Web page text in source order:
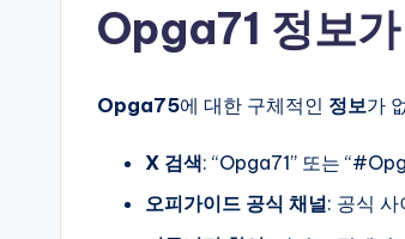
Opga71 정보
Opga75에 대한 구체적인 정보가
X 검색: “Opga71” 또는
오피가이드 공식 채널: 공식